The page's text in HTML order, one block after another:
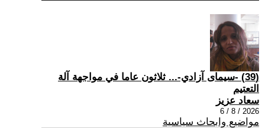
(39) -سيمای آزادي-... ثلاثون عاما في مواجهة آلة
التعتيم
سعاد عزيز
2026 / 8 / 6
مواضيع وابحاث سياسية